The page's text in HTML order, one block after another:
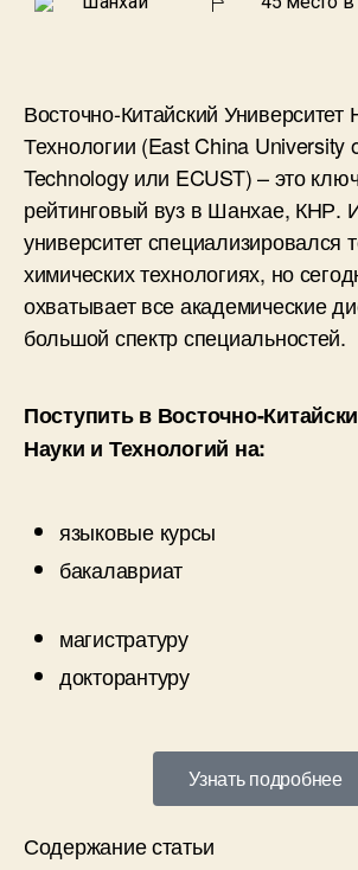
Восточно-Китайский Университет
Технологии (East China University
Technology или ECUST) – это
рейтинговый вуз в Шанхае, КНР.
университет специализировался
химических технологиях, но
охватывает все академические
большой спектр специальностей.
Поступить в Восточно-
Науки и Технологий на:
языковые курсы
бакалавриат
магистратуру
докторантуру
Узнать подробнее
Содержание статьи